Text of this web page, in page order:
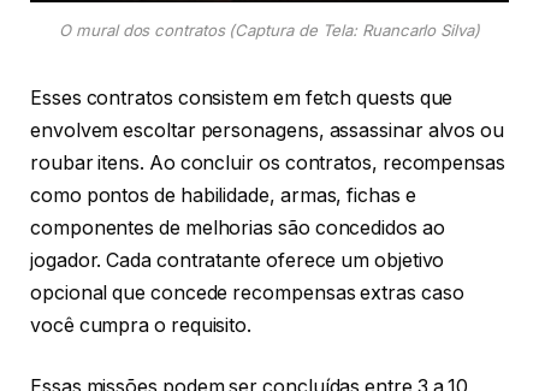
O mural dos contratos (Captura de Tela: Ruancarlo Silva)
Esses contratos consistem em fetch quests que
envolvem escoltar personagens, assassinar alvos ou
roubar itens. Ao concluir os contratos, recompensas
como pontos de habilidade, armas, fichas e
componentes de melhorias são concedidos ao
jogador. Cada contratante oferece um objetivo
opcional que concede recompensas extras caso
você cumpra o requisito.